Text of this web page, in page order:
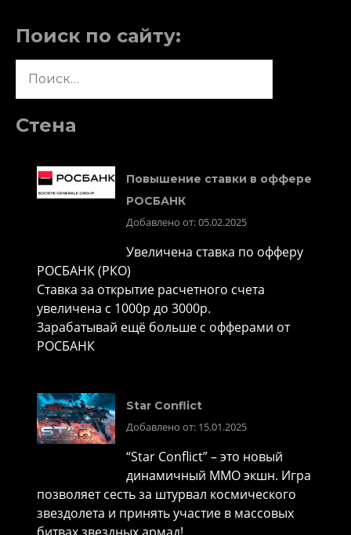
Поиск по сайту:
Стена
Повышение ставки в оффере
РОСБАНК
Добавлено от: 05.02.2025
Увеличена ставка по офферу
РОСБАНК (РКО)
Ставка за открытие расчетного счета
увеличена с 1000р до 3000р.
Зарабатывай ещё больше с офферами от
РОСБАНК
Star Conflict
Добавлено от: 15.01.2025
“Star Conflict” – это новый
динамичный MMO экшн. Игра
позволяет сесть за штурвал космического
звездолета и принять участие в массовых